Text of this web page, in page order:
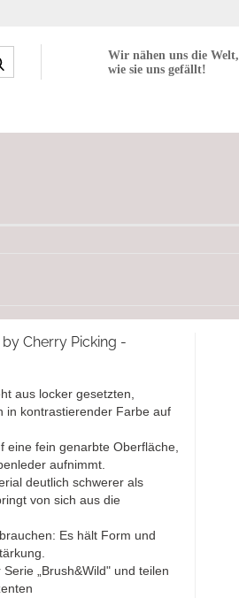
Wir nähen uns die Welt,
wie sie uns gefällt!
Cherry Picking -
aus locker gesetzten,
in kontrastierender Farbe auf
eine fein genarbte Oberfläche,
aufnimmt.
deutlich schwerer als
von sich aus die
Es hält Form und
„Brush&Wild" und teilen